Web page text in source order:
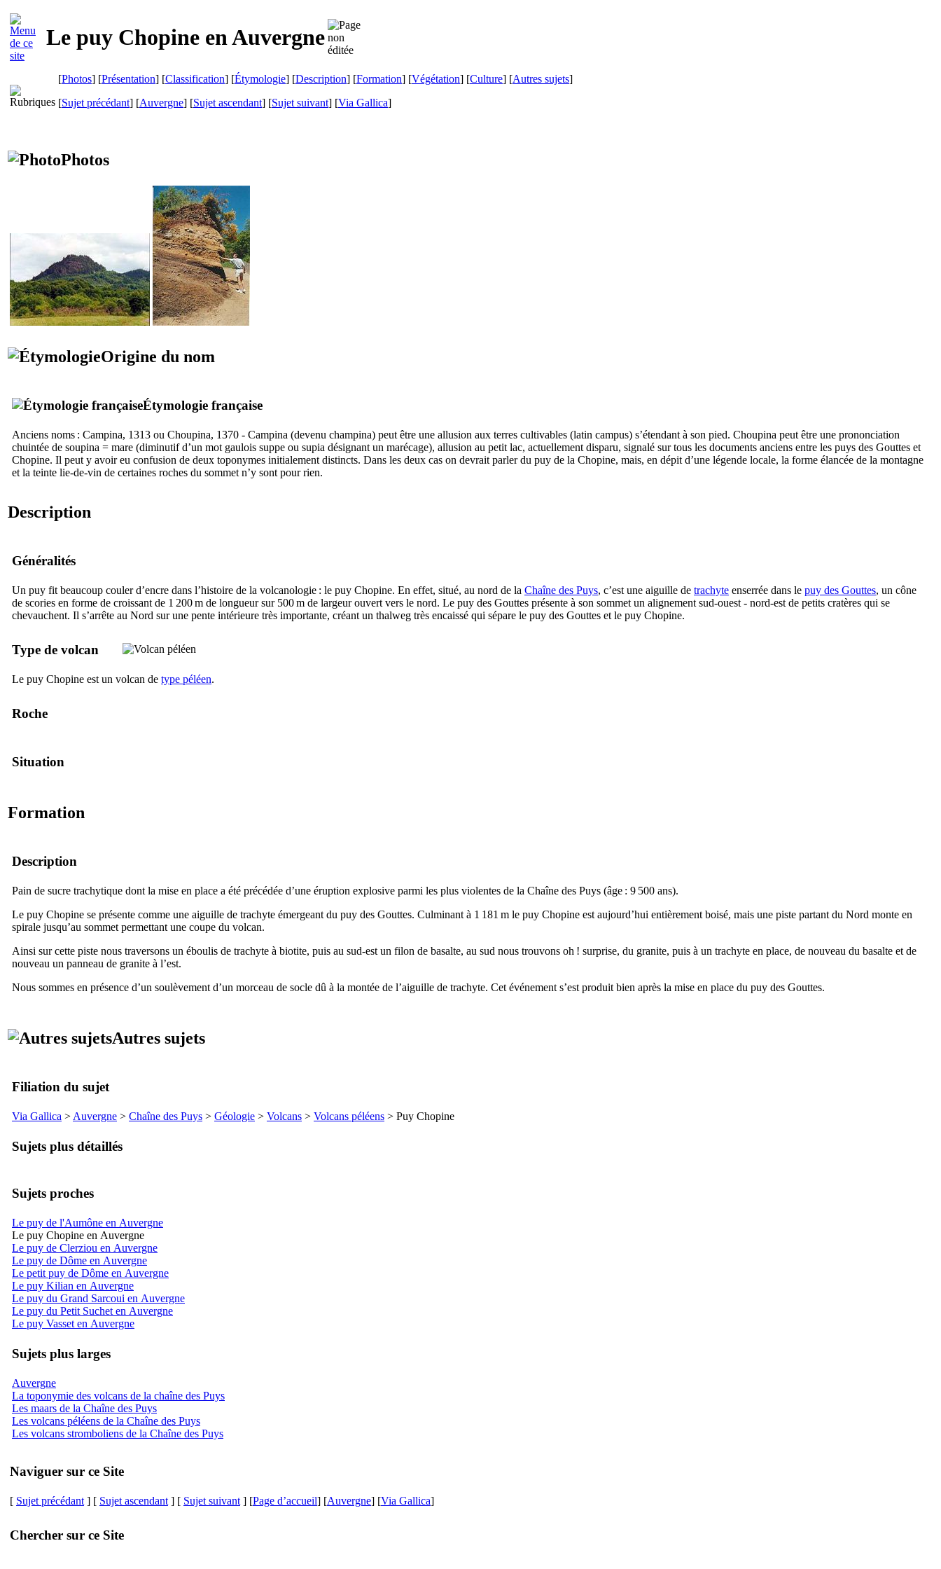
Le puy Chopine en Auvergne
[Photos] [Présentation] [Classification] [Étymologie] [Description] [Formation] [Végétation] [Culture] [Autres sujets]
[Sujet précédant] [Auvergne] [Sujet ascendant] [Sujet suivant] [Via Gallica]
Photos
Origine du nom
Étymologie française
Anciens noms : Campina, 1313 ou Choupina, 1370 - Campina (devenu champina) peut être une allusion aux terres cultivables (latin campus) s’étendant à son pied. Choupina peut être une prononciation
chuintée de soupina = mare (diminutif d’un mot gaulois suppe ou supia désignant un marécage), allusion au petit lac, actuellement disparu, signalé sur tous les documents anciens entre les puys des Gouttes et
Chopine. Il peut y avoir eu confusion de deux toponymes initialement distincts. Dans les deux cas on devrait parler du puy de la Chopine, mais, en dépit d’une légende locale, la forme élancée de la montagne
et la teinte lie-de-vin de certaines roches du sommet n’y sont pour rien.
Description
Généralités
Un puy fit beaucoup couler d’encre dans l’histoire de la volcanologie : le puy Chopine. En effet, situé, au nord de la Chaîne des Puys, c’est une aiguille de trachyte enserrée dans le puy des Gouttes, un cône
de scories en forme de croissant de 1 200 m de longueur sur 500 m de largeur ouvert vers le nord. Le puy des Gouttes présente à son sommet un alignement sud-ouest - nord-est de petits cratères qui se
chevauchent. Il s’arrête au Nord sur une pente intérieure très importante, créant un thalweg très encaissé qui sépare le puy des Gouttes et le puy Chopine.
Type de volcan
Le puy Chopine est un volcan de type péléen.
Roche
Situation
Formation
Description
Pain de sucre trachytique dont la mise en place a été précédée d’une éruption explosive parmi les plus violentes de la Chaîne des Puys (âge : 9 500 ans).
Le puy Chopine se présente comme une aiguille de trachyte émergeant du puy des Gouttes. Culminant à 1 181 m le puy Chopine est aujourd’hui entièrement boisé, mais une piste partant du Nord monte en
spirale jusqu’au sommet permettant une coupe du volcan.
Ainsi sur cette piste nous traversons un éboulis de trachyte à biotite, puis au sud-est un filon de basalte, au sud nous trouvons oh ! surprise, du granite, puis à un trachyte en place, de nouveau du basalte et de
nouveau un panneau de granite à l’est.
Nous sommes en présence d’un soulèvement d’un morceau de socle dû à la montée de l’aiguille de trachyte. Cet événement s’est produit bien après la mise en place du puy des Gouttes.
Autres sujets
Filiation du sujet
Via Gallica > Auvergne > Chaîne des Puys > Géologie > Volcans > Volcans péléens > Puy Chopine
Sujets plus détaillés
Sujets proches
Le puy de l'Aumône en Auvergne
Le puy Chopine en Auvergne
Le puy de Clerziou en Auvergne
Le puy de Dôme en Auvergne
Le petit puy de Dôme en Auvergne
Le puy Kilian en Auvergne
Le puy du Grand Sarcoui en Auvergne
Le puy du Petit Suchet en Auvergne
Le puy Vasset en Auvergne
Sujets plus larges
Auvergne
La toponymie des volcans de la chaîne des Puys
Les maars de la Chaîne des Puys
Les volcans péléens de la Chaîne des Puys
Les volcans stromboliens de la Chaîne des Puys
Naviguer sur ce Site
[ Sujet précédant ] [ Sujet ascendant ] [ Sujet suivant ] [Page d’accueil] [Auvergne] [Via Gallica]
Chercher sur ce Site